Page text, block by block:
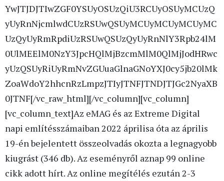
YwJTJDJTIwZGF0YSUyOSUzQiU3RCUyOSUyMCUzQ
yUyRnNjcmlwdCUzRSUwQSUyMCUyMCUyMCUyMC
UzQyUyRmRpdiUzRSUwQSUzQyUyRnNlY3Rpb24lM
0UlMEElM0NzY3JpcHQlMjBzcmMlM0QlMjJodHRwc
yUzQSUyRiUyRmNvZGUuaGlnaGNoYXJ0cy5jb20lMk
ZoaWdoY2hhcnRzLmpzJTIyJTNFJTNDJTJGc2NyaXB
0JTNF[/vc_raw_html][/vc_column][vc_column]
[vc_column_text]Az eMAG és az Extreme Digital
napi említésszámaiban 2022 áprilisa óta az április
19-én bejelentett összeolvadás okozta a legnagyobb
kiugrást (346 db). Az eseményről aznap 99 online
cikk adott hírt. Az online megítélés ezután 2-3